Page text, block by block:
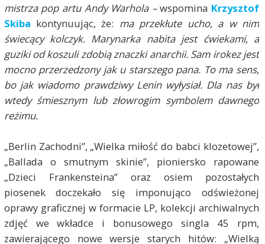
mistrza pop artu Andy Warhola –wspomina Krzysztof
Skiba kontynuując, że: ma przekłute ucho, a w nim
świecący kolczyk. Marynarka nabita jest ćwiekami, a
guziki od koszuli zdobią znaczki anarchii. Sam irokez jest
mocno przerzedzony jak u starszego pana. To ma sens,
bo jak wiadomo prawdziwy Lenin wyłysiał. Dla nas był
wtedy śmiesznym lub złowrogim symbolem dawnego
reżimu.
„Berlin Zachodni”, „Wielka miłość do babci klozetowej”,
„Ballada o smutnym skinie”, pioniersko rapowane
„Dzieci Frankensteina” oraz osiem pozostałych
piosenek doczekało się imponująco odświeżonej
oprawy graficznej w formacie LP, kolekcji archiwalnych
zdjęć we wkładce i bonusowego singla 45 rpm,
zawierającego nowe wersje starych hitów: „Wielką